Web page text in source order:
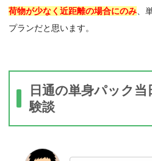
荷物が少なく近距離の場合にのみ 、
プランだと思います。
日通の単身パック
験談